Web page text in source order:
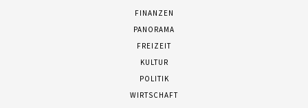
FINANZEN
PANORAMA
FREIZEIT
KULTUR
POLITIK
WIRTSCHAFT